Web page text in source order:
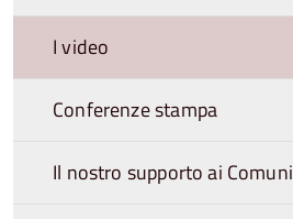
I video
Conferenze stampa
Il nostro supporto ai Comuni